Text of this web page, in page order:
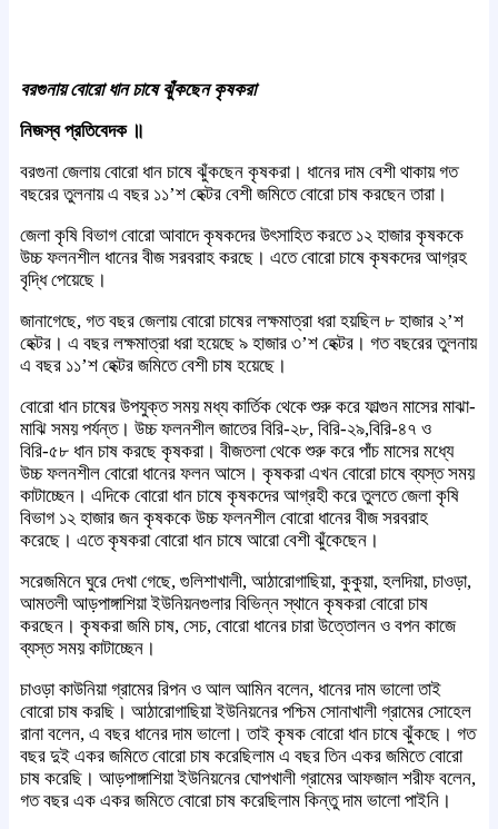
বরগুনায় বোরো ধান চাষে ঝুঁকছেন কৃষকরা
নিজস্ব প্রতিবেদক ॥
বরগুনা জেলায় বোরো ধান চাষে ঝুঁকছেন কৃষকরা। ধানের দাম বেশী থাকায় গত
বছরের তুলনায় এ বছর ১১’শ হেক্টর বেশী জমিতে বোরো চাষ করছেন তারা।
জেলা কৃষি বিভাগ বোরো আবাদে কৃষকদের উৎসাহিত করতে ১২ হাজার কৃষককে
উচ্চ ফলনশীল ধানের বীজ সরবরাহ করছে। এতে বোরো চাষে কৃষকদের আগ্রহ
বৃদ্ধি পেয়েছে।
জানাগেছে, গত বছর জেলায় বোরো চাষের লক্ষমাত্রা ধরা হয়ছিল ৮ হাজার ২’শ
হেক্টর। এ বছর লক্ষমাত্রা ধরা হয়েছে ৯ হাজার ৩’শ হেক্টর। গত বছরের তুলনায়
এ বছর ১১’শ হেক্টর জমিতে বেশী চাষ হয়েছে।
বোরো ধান চাষের উপযুক্ত সময় মধ্য কার্তিক থেকে শুরু করে ফাল্গুন মাসের মাঝা-
মাঝি সময় পর্যন্ত। উচ্চ ফলনশীল জাতের বিরি-২৮, বিরি-২৯,বিরি-৪৭ ও
বিরি-৫৮ ধান চাষ করছে কৃষকরা। বীজতলা থেকে শুরু করে পাঁচ মাসের মধ্যে
উচ্চ ফলনশীল বোরো ধানের ফলন আসে। কৃষকরা এখন বোরো চাষে ব্যস্ত সময়
কাটাচ্ছেন। এদিকে বোরো ধান চাষে কৃষকদের আগ্রহী করে তুলতে জেলা কৃষি
বিভাগ ১২ হাজার জন কৃষককে উচ্চ ফলনশীল বোরো ধানের বীজ সরবরাহ
করেছে। এতে কৃষকরা বোরো ধান চাষে আরো বেশী ঝুঁকেছেন।
সরেজমিনে ঘুরে দেখা গেছে, গুলিশাখালী, আঠারোগাছিয়া, কুকুয়া, হলদিয়া, চাওড়া,
আমতলী আড়পাঙ্গাশিয়া ইউনিয়নগুলার বিভিন্ন স্থানে কৃষকরা বোরো চাষ
করছেন। কৃষকরা জমি চাষ, সেচ, বোরো ধানের চারা উত্তোলন ও বপন কাজে
ব্যস্ত সময় কাটাচ্ছেন।
চাওড়া কাউনিয়া গ্রামের রিপন ও আল আমিন বলেন, ধানের দাম ভালো তাই
বোরো চাষ করছি। আঠারোগাছিয়া ইউনিয়নের পশ্চিম সোনাখালী গ্রামের সোহেল
রানা বলেন, এ বছর ধানের দাম ভালো। তাই কৃষক বোরো ধান চাষে ঝুঁকছে। গত
বছর দুই একর জমিতে বোরো চাষ করেছিলাম এ বছর তিন একর জমিতে বোরো
চাষ করেছি। আড়পাঙ্গাশিয়া ইউনিয়নের ঘোপখালী গ্রামের আফজাল শরীফ বলেন,
গত বছর এক একর জমিতে বোরো চাষ করেছিলাম কিন্তু দাম ভালো পাইনি।